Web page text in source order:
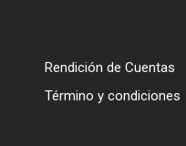
Rendición de Cuentas
Término y condiciones